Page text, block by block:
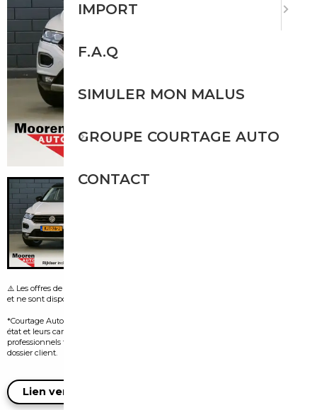
⚠️ Les offres de leasing visibles sur certaines images sont fournies par le vendeur
et ne sont disponibles que dans le pays d’origine de l’annonce.
*Courtage Auto n’est pas vendeur des véhicules présentés. Leur disponibilité, leur
état et leurs caractéristiques dépendent exclusivement des vendeurs
professionnels tiers et doivent être confirmés auprès d’eux lors de l’ouverture du
dossier client.
Lien vers l'annonce du vendeur
IMPORT
F.A.Q
SIMULER MON MALUS
GROUPE COURTAGE AUTO
CONTACT